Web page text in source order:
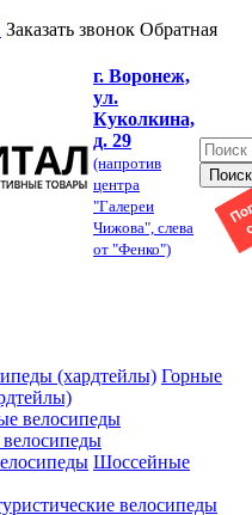
Заказать звонок Обратная
г. Воронеж,
ул.
Куколкина,
д. 29
(напротив
центра
"Галереи
Чижова", слева
от "Фенко")
Горные
Шоссейные